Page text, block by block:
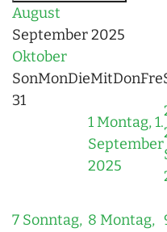
August
September 2025
Oktober
SonMonDieMitDonFre
31
1 Montag, 1.
September
2025
7 Sonntag, 8 Montag,